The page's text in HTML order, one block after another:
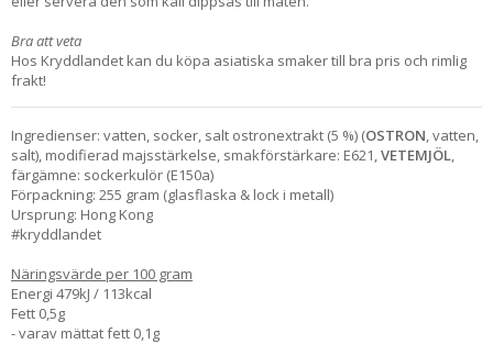
Bra att veta
Hos Kryddlandet kan du köpa asiatiska smaker till bra pris och rimlig
frakt!
Ingredienser: vatten, socker, salt ostronextrakt (5 %) (OSTRON , vatten,
salt), modifierad majsstärkelse, smakförstärkare: E621, VETEMJÖL
färgämne: sockerkulör (E150a)
Förpackning: 255 gram (glasflaska & lock i metall)
Ursprung: Hong Kong
#kryddlandet
Näringsvärde per 100 gram
Energi 479kJ / 113kcal
Fett 0,5g
- varav mättat fett 0,1g